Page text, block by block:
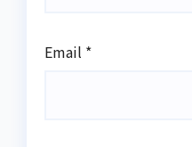
Email *